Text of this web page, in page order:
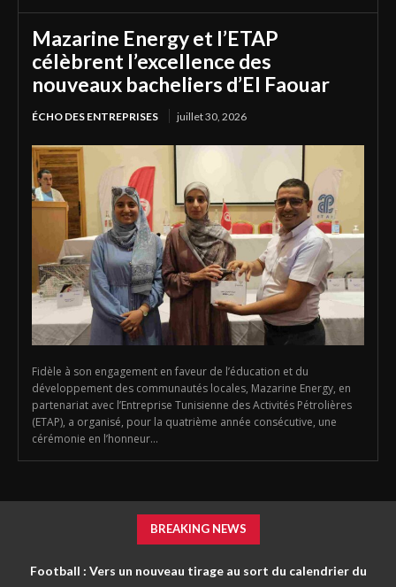
Mazarine Energy et l’ETAP
célèbrent l’excellence des
nouveaux bacheliers d’El Faouar
ÉCHO DES ENTREPRISES juillet 30, 2026
Fidèle à son engagement en faveur de l’éducation et du
développement des communautés locales, Mazarine Energy, en
partenariat avec l’Entreprise Tunisienne des Activités Pétrolières
(ETAP), a organisé, pour la quatrième année consécutive, une
cérémonie en l’honneur...
BREAKING NEWS
Football : Vers un nouveau tirage au sort du calendrier du